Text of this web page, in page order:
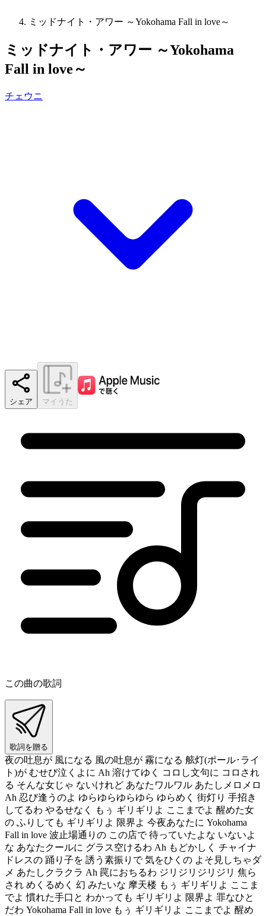
ミッドナイト・アワー ～Yokohama Fall in love～
ミッドナイト・アワー ～Yokohama
Fall in love～
チェウニ
シェア マイうた
この曲の歌詞
歌詞を贈る
夜の吐息が 風になる 風の吐息が 霧になる 舷灯(ポール･ライ
ト)が むせび泣くよに Ah 溶けてゆく コロし文句に コロされ
る そんな女じゃ ないけれど あなたワルワル あたしメロメロ
Ah 忍び逢うのよ ゆらゆらゆらゆら ゆらめく 街灯り 手招き
してるわ やるせなく もぅ ギリギリよ ここまでよ 醒めた女
の ふりしても ギリギリよ 限界よ 今夜あなたに Yokohama
Fall in love 波止場通りの この店で 待っていたよな いないよ
な あなたクールに グラス空けるわ Ah もどかしく チャイナ
ドレスの 踊り子を 誘う素振りで 気をひくの よそ見しちゃダ
メ あたしクラクラ Ah 罠におちるわ ジリジリジリジリ 焦ら
され めくるめく 幻 みたいな 摩天楼 もぅ ギリギリよ ここま
でよ 慣れた手口と わかっても ギリギリよ 限界よ 罪なひと
だわ Yokohama Fall in love もぅ ギリギリよ ここまでよ 醒め